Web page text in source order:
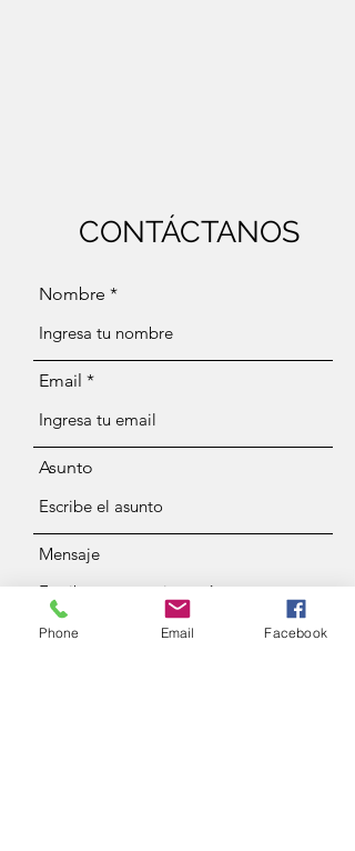
CONTÁCTANOS
Nombre
Email
Asunto
Mensaje
Phone Email Facebook